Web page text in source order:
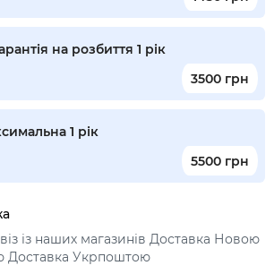
на розбиття 1 рік
3500 грн
1 рік
5500 грн
із наших магазинів Доставка Новою
Доставка Укрпоштою